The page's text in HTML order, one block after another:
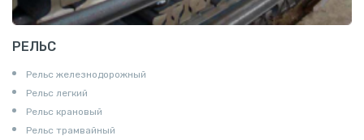
РЕЛЬС
Рельс железнодорожный
Рельс легкий
Рельс крановый
Рельс трамвайный